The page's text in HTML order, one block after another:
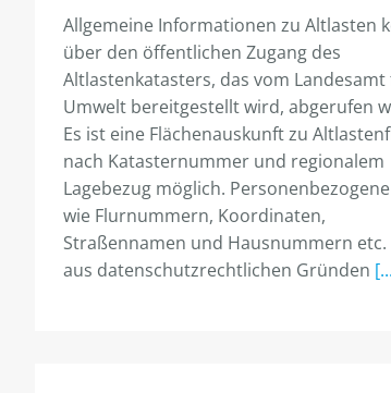
Allgemeine Informationen zu Altlasten
über den öffentlichen Zugang des
Altlastenkatasters, das vom
Umwelt bereitgestellt wird, abgerufen
Es ist eine Flächenauskunft zu
nach Katasternummer und regionalem
Lagebezug möglich.
wie Flurnummern, Koordinaten,
Straßennamen und Hausnummern etc.
aus datenschutzrechtlichen Gründen